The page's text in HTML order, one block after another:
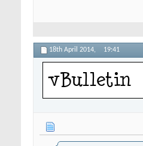
18th April 2014, 19:41